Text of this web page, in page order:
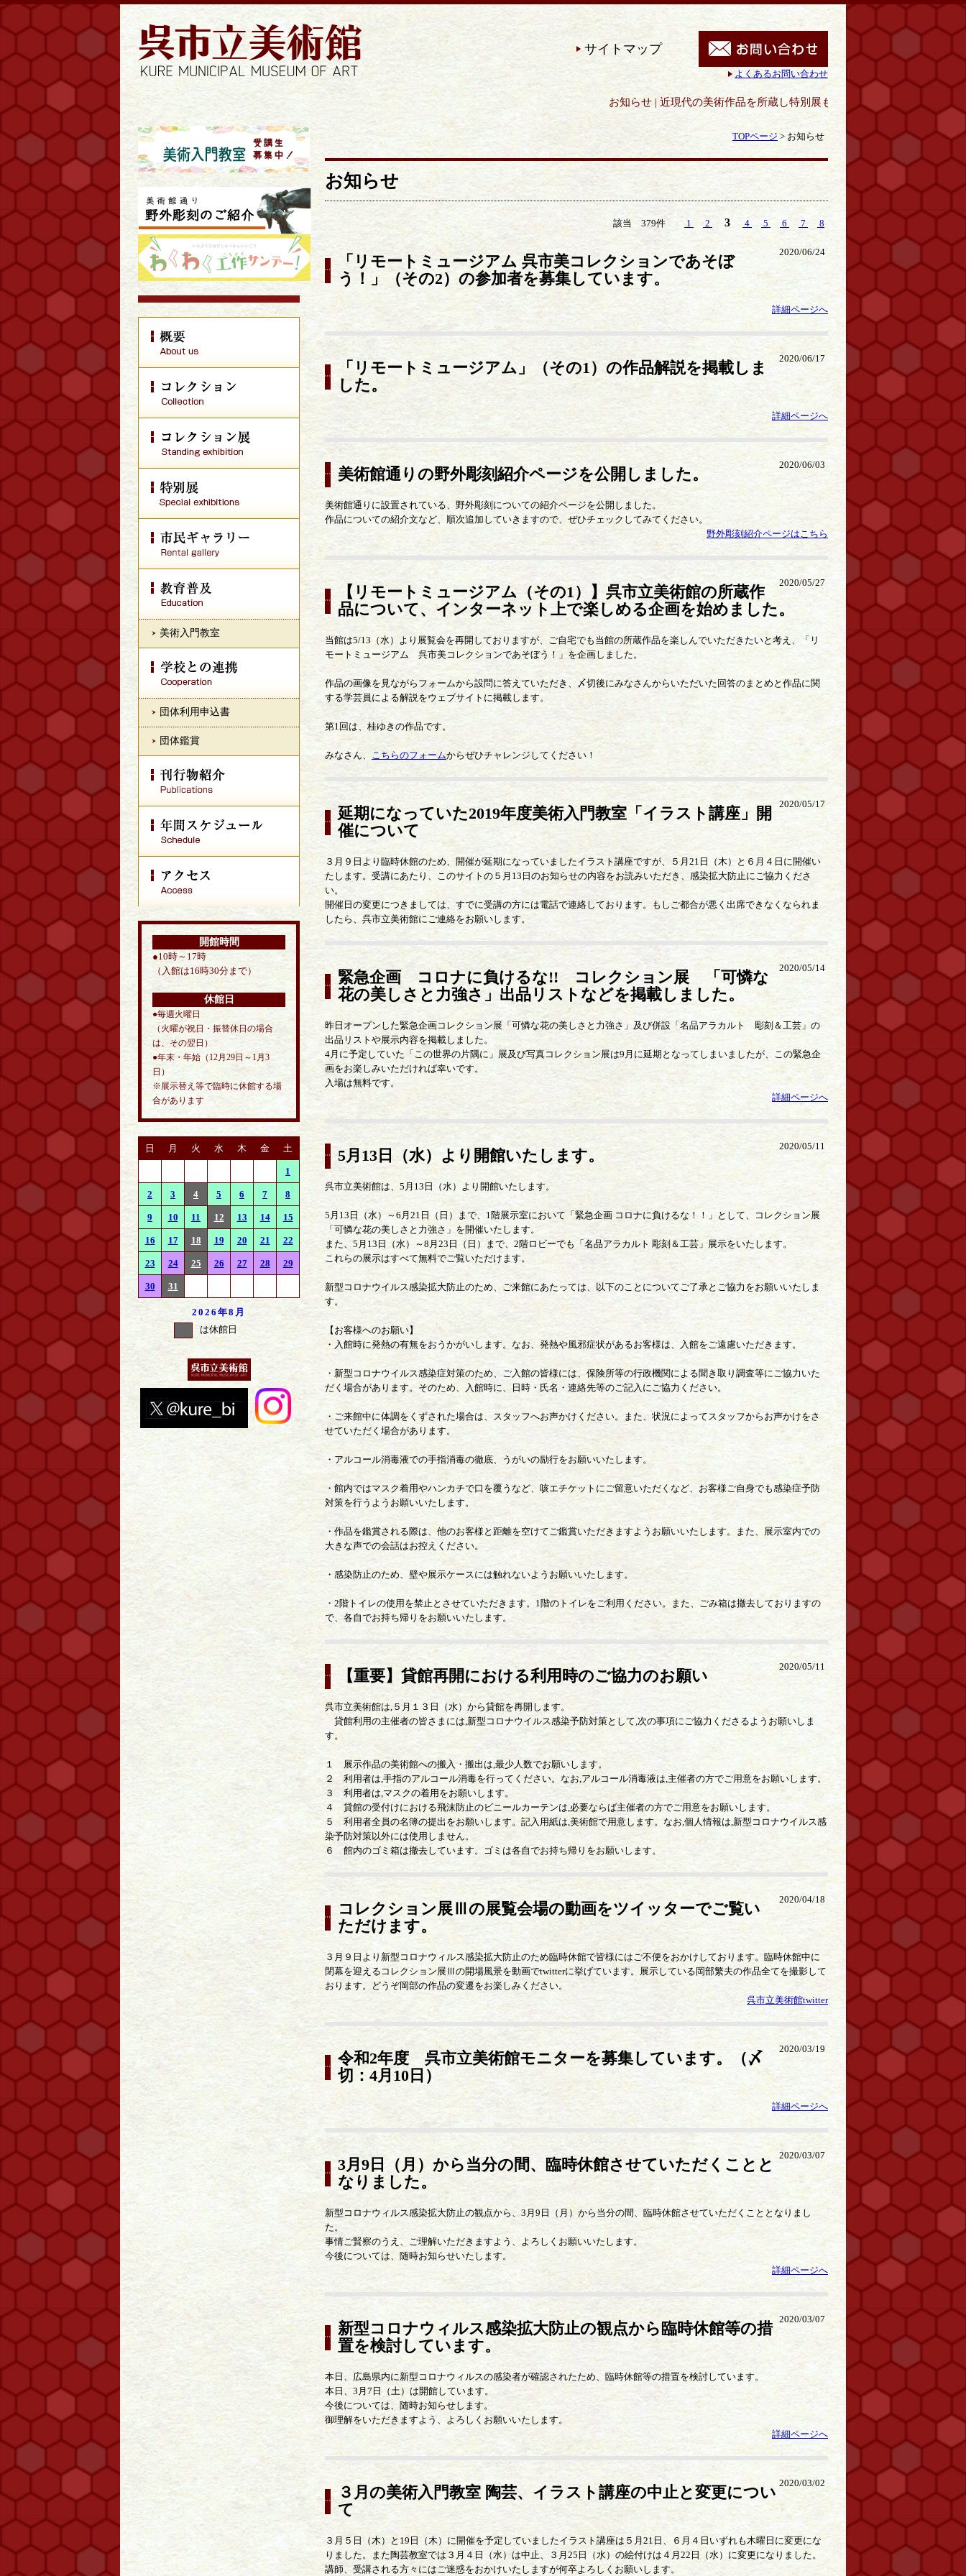
サイトマップ
よくあるお問い合わせ
お知らせ | 近現代の美術作品を所蔵し特別展も開催｜呉市立美術館
美術入門教室
団体利用申込書
団体鑑賞
開館時間
●10時～17時
（入館は16時30分まで）
休館日
●毎週火曜日
（火曜が祝日・振替休日の場合
は、その翌日）
●年末・年始（12月29日～1月3
日）
※展示替え等で臨時に休館する場
合があります
日 月 火 水 木 金 土
1
2 3 4 5 6 7 8
9 10 11 12 13 14 15
16 17 18 19 20 21 22
23 24 25 26 27 28 29
30 31
2026年8月
は休館日
TOPページ > お知らせ
お知らせ
該当 379件 1 2 3 4 5 6 7 8
2020/06/24
「リモートミュージアム 呉市美コレクションであそぼ
う！」（その2）の参加者を募集しています。
詳細ページへ
2020/06/17
「リモートミュージアム」（その1）の作品解説を掲載しま
した。
詳細ページへ
2020/06/03
美術館通りの野外彫刻紹介ページを公開しました。
美術館通りに設置されている、野外彫刻についての紹介ページを公開しました。
作品についての紹介文など、順次追加していきますので、ぜひチェックしてみてください。
野外彫刻紹介ページはこちら
2020/05/27
【リモートミュージアム（その1）】呉市立美術館の所蔵作
品について、インターネット上で楽しめる企画を始めました。
当館は5/13（水）より展覧会を再開しておりますが、ご自宅でも当館の所蔵作品を楽しんでいただきたいと考え、「リ
モートミュージアム 呉市美コレクションであそぼう！」を企画しました。
作品の画像を見ながらフォームから設問に答えていただき、〆切後にみなさんからいただいた回答のまとめと作品に関
する学芸員による解説をウェブサイトに掲載します。
第1回は、桂ゆきの作品です。
みなさん、 こちらのフォームからぜひチャレンジしてください！
2020/05/17
延期になっていた2019年度美術入門教室「イラスト講座」開
催について
３月９日より臨時休館のため、開催が延期になっていましたイラスト講座ですが、５月21日（木）と６月４日に開催い
たします。受講にあたり、このサイトの５月13日のお知らせの内容をお読みいただき、感染拡大防止にご協力くださ
い。
開催日の変更につきましては、すでに受講の方には電話で連絡しております。もしご都合が悪く出席できなくなられま
したら、呉市立美術館にご連絡をお願いします。
2020/05/14
緊急企画 コロナに負けるな!! コレクション展 「可憐な
花の美しさと力強さ」出品リストなどを掲載しました。
昨日オープンした緊急企画コレクション展「可憐な花の美しさと力強さ」及び併設「名品アラカルト 彫刻＆工芸」の
出品リストや展示内容を掲載しました。
4月に予定していた「この世界の片隅に」展及び写真コレクション展は9月に延期となってしまいましたが、この緊急企
画をお楽しみいただければ幸いです。
入場は無料です。
詳細ページへ
2020/05/11
5月13日（水）より開館いたします。
呉市立美術館は、5月13日（水）より開館いたします。
5月13日（水）～6月21日（日）まで、1階展示室において「緊急企画 コロナに負けるな！！」として、コレクション展
「可憐な花の美しさと力強さ」を開催いたします。
また、5月13日（水）～8月23日（日）まで、2階ロビーでも「名品アラカルト 彫刻＆工芸」展示をいたします。
これらの展示はすべて無料でご覧いただけます。
新型コロナウイルス感染拡大防止のため、ご来館にあたっては、以下のことについてご了承とご協力をお願いいたしま
す。
【お客様へのお願い】
・入館時に発熱の有無をおうかがいします。なお、発熱や風邪症状があるお客様は、入館をご遠慮いただきます。
・新型コロナウイルス感染症対策のため、ご入館の皆様には、保険所等の行政機関による聞き取り調査等にご協力いた
だく場合があります。そのため、入館時に、日時・氏名・連絡先等のご記入にご協力ください。
・ご来館中に体調をくずされた場合は、スタッフへお声かけください。また、状況によってスタッフからお声かけをさ
せていただく場合があります。
・アルコール消毒液での手指消毒の徹底、うがいの励行をお願いいたします。
・館内ではマスク着用やハンカチで口を覆うなど、咳エチケットにご留意いただくなど、お客様ご自身でも感染症予防
対策を行うようお願いいたします。
・作品を鑑賞される際は、他のお客様と距離を空けてご鑑賞いただきますようお願いいたします。また、展示室内での
大きな声での会話はお控えください。
・感染防止のため、壁や展示ケースには触れないようお願いいたします。
・2階トイレの使用を禁止とさせていただきます。1階のトイレをご利用ください。また、ごみ箱は撤去しておりますの
で、各自でお持ち帰りをお願いいたします。
2020/05/11
【重要】貸館再開における利用時のご協力のお願い
呉市立美術館は,５月１３日（水）から貸館を再開します。
貸館利用の主催者の皆さまには,新型コロナウイルス感染予防対策として,次の事項にご協力くださるようお願いしま
す。
１ 展示作品の美術館への搬入・搬出は,最少人数でお願いします。
２ 利用者は,手指のアルコール消毒を行ってください。なお,アルコール消毒液は,主催者の方でご用意をお願いします。
３ 利用者は,マスクの着用をお願いします。
４ 貸館の受付けにおける飛沫防止のビニールカーテンは,必要ならば主催者の方でご用意をお願いします。
５ 利用者全員の名簿の提出をお願いします。記入用紙は,美術館で用意します。なお,個人情報は,新型コロナウイルス感
染予防対策以外には使用しません。
６ 館内のゴミ箱は撤去しています。ゴミは各自でお持ち帰りをお願いします。
2020/04/18
コレクション展Ⅲの展覧会場の動画をツイッターでご覧い
ただけます。
３月９日より新型コロナウィルス感染拡大防止のため臨時休館で皆様にはご不便をおかけしております。臨時休館中に
閉幕を迎えるコレクション展Ⅲの開場風景を動画でtwitterに挙げています。展示している岡部繁夫の作品全てを撮影して
おります。どうぞ岡部の作品の変遷をお楽しみください。
呉市立美術館twitter
2020/03/19
令和2年度 呉市立美術館モニターを募集しています。（〆
切：4月10日）
詳細ページへ
2020/03/07
3月9日（月）から当分の間、臨時休館させていただくことと
なりました。
新型コロナウィルス感染拡大防止の観点から、3月9日（月）から当分の間、臨時休館させていただくこととなりまし
た。
事情ご賢察のうえ、ご理解いただきますよう、よろしくお願いいたします。
今後については、随時お知らせいたします。
詳細ページへ
2020/03/07
新型コロナウィルス感染拡大防止の観点から臨時休館等の措
置を検討しています。
本日、広島県内に新型コロナウィルスの感染者が確認されたため、臨時休館等の措置を検討しています。
本日、3月7日（土）は開館しています。
今後については、随時お知らせします。
御理解をいただきますよう、よろしくお願いいたします。
詳細ページへ
2020/03/02
３月の美術入門教室 陶芸、イラスト講座の中止と変更につい
て
３月５日（木）と19日（木）に開催を予定していましたイラスト講座は５月21日、６月４日いずれも木曜日に変更にな
りました。また陶芸教室では３月４日（水）は中止、３月25日（水）の絵付けは４月22日（水）に変更になりました。
講師、受講される方々にはご迷惑をおかけいたしますが何卒よろしくお願いします。